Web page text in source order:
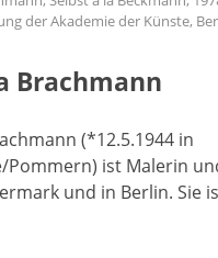
der Akademie der Künste,
Brachmann
(*12.5.1944 in
Pommern) ist Malerin
und in Berlin. Sie